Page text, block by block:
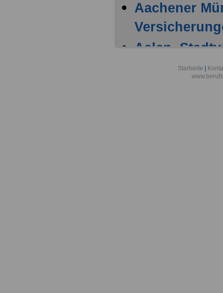
Aachener
Aalen,
Achern,Startseite